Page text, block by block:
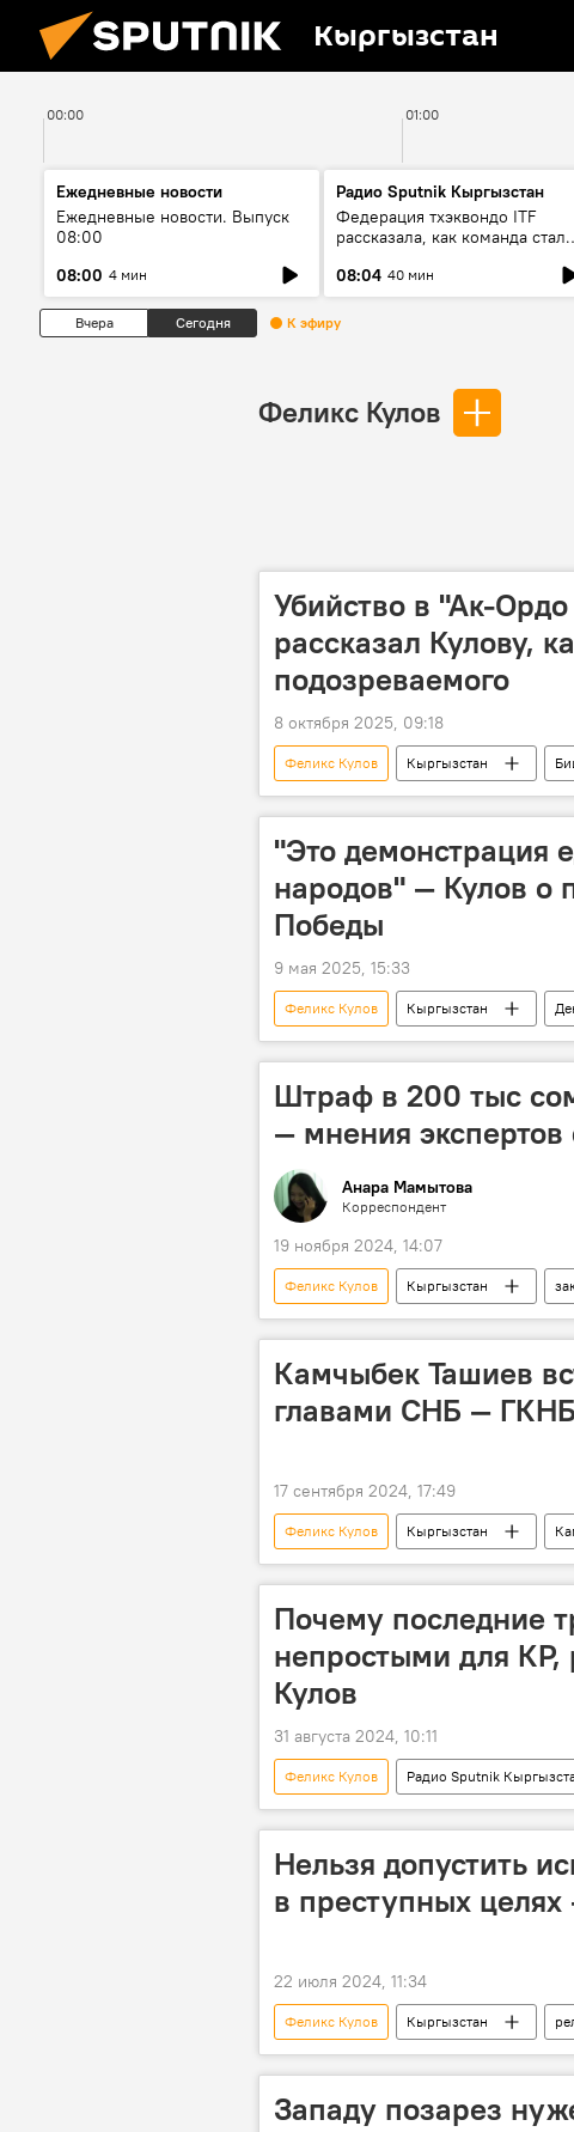
Кыргызстан
00:00 01:00
Ежедневные новости
Ежедневные новости. Выпуск
08:00
08:00 4 мин
Радио Sputnik Кыргызстан
Федерация тхэквондо ITF
рассказала, как команда стала
08:04 40 мин
Вчера Сегодня К эфиру
Феликс Кулов
Убийство в "Ак-
рассказал Кулову,
подозреваемого
8 октября 2025, 09:18
Феликс Кулов Кыргызстан
задержание
Улан Ниязбеков
"Это демонстрация
народов" — Кулов о
Победы
9 мая 2025, 15:33
Феликс Кулов Кыргызстан
парад
единство Радио
Штраф в 200 тыс
— мнения экспертов
Анара Мамытова
Корреспондент
19 ноября 2024, 14:07
Феликс Кулов Кыргызстан
штраф
Эрнис Айдаралиев
Камчыбек Ташиев
главами СНБ —
17 сентября 2024, 17:49
Феликс Кулов Кыргызстан
ГКНБ
Бусурманкул Табалдиев
Почему последние
непростыми для КР,
Кулов
31 августа 2024, 10:11
Феликс Кулов Радио Sputnik
геополитика
взаимоотношения
Нельзя допустить
в преступных
22 июля 2024, 11:34
Феликс Кулов Кыргызстан
захват
власть Радио
Западу позарез